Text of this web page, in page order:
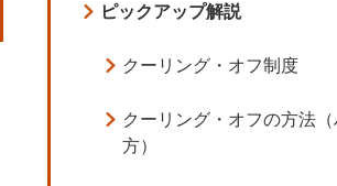
ピックアップ解説
クーリング・オフ制度
クーリング・オフの方法
方）